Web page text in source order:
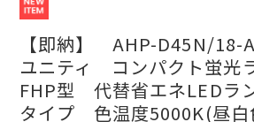
【即納】 AHP-D45N/
ユニティ コンパクト蛍光
FHP型 代替省エネLEDラ
タイプ 色温度5000K(昼